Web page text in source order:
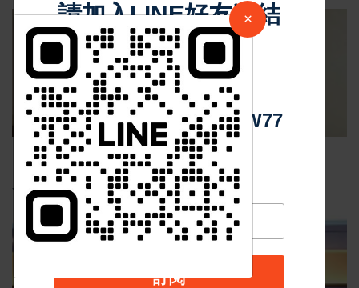
社會政治
Sep 12 2024 34111
月圓人團圓 創世安養服務讓愛圓滿
社團快訊
請加入LINE好友連結
中 華 超 傳 媒
Https://reurl.cc/adqW77
訂閱
×